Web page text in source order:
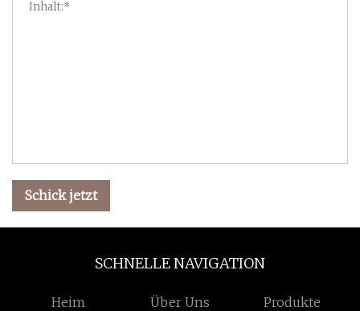
Schick jetzt
SCHNELLE NAVIGATION
Heim Über Uns Produkte